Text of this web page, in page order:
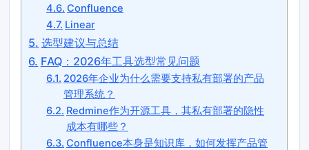
Confluence
Linear
选型建议与总结
FAQ：2026年工具选型常见问题
2026年企业为什么需要支持私有部署的产品
管理系统？
Redmine作为开源工具，其私有部署的隐性
成本有哪些？
Confluence本身是知识库，如何发挥产品管